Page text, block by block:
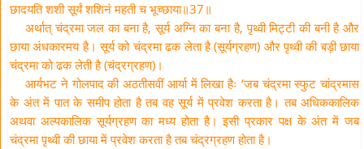
छादयति शशी सूर्यं शशिनं महती च भूच्छाया॥37॥
अर्थात् चंद्रमा जल का बना है, सूर्य अग्नि का बना है, पृथ्वी मिट्टी की बनी है और
छाया अंधकारमय है। सूर्य को चंद्रमा ढक लेता है (सूर्यग्रहण) और पृथ्वी की बड़ी छाया
चंद्रमा को ढक लेती है (चंद्रग्रहण)।
आर्यभट ने गोलपाद की अठतीसवीं आर्या में लिखा हैः ‘जब चंद्रमा स्फुट चांद्रमास
के अंत में पात के समीप होता है तब वह सूर्य में प्रवेश करता है। तब अधिककालिक
अथवा अल्पकालिक सूर्यग्रहण का मध्य होता है। इसी प्रकार पक्ष के अंत में जब
चंद्रमा पृथ्वी की छाया में प्रवेश करता है तब चंद्रग्रहण होता है।